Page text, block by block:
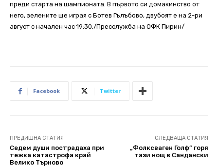
преди старта на шампионата. В първото си домакинство от
него, зелените ще играя с Ботев Гълъбово, двубоят е на 2-ри
август с начален час 19:30./Пресслужба на ОФК Пирин/
Facebook Twitter
ПРЕДИШНА СТАТИЯ
Седем души пострадаха при
тежка катастрофа край
Велико Търново
СЛЕДВАЩА СТАТИЯ
„Фолксваген Голф” горя
тази нощ в Сандански